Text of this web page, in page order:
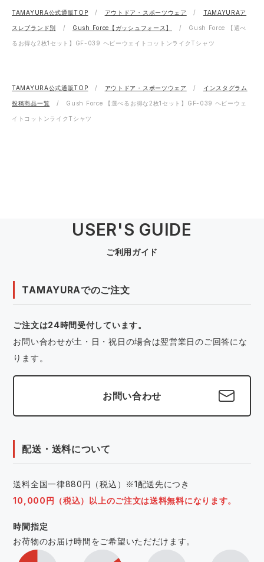
TAMAYURA公式通販TOP アウトドア・スポーツウェア TAMAYURAア
スレブランド別 Gush Force【ガッシュフォース】 Gush Force 【選べ
るお得な2枚1セット】GF-039 ヘビーウェイトコットンライクTシャツ
TAMAYURA公式通販TOP アウトドア・スポーツウェア インスタグラム
投稿商品一覧 Gush Force 【選べるお得な2枚1セット】GF-039 ヘビーウェ
イトコットンライクTシャツ
USER'S GUIDE
ご利用ガイド
TAMAYURAでのご注文
ご注文は24時間受付しています。
お問い合わせが土・日・祝日の場合は翌営業日のご回答にな
ります。
お問い合わせ
配送・送料について
送料全国一律880円（税込）※1配送先につき
10,000円（税込）以上のご注文は送料無料になります。
時間指定
お荷物のお届け時間をご希望いただだけます。